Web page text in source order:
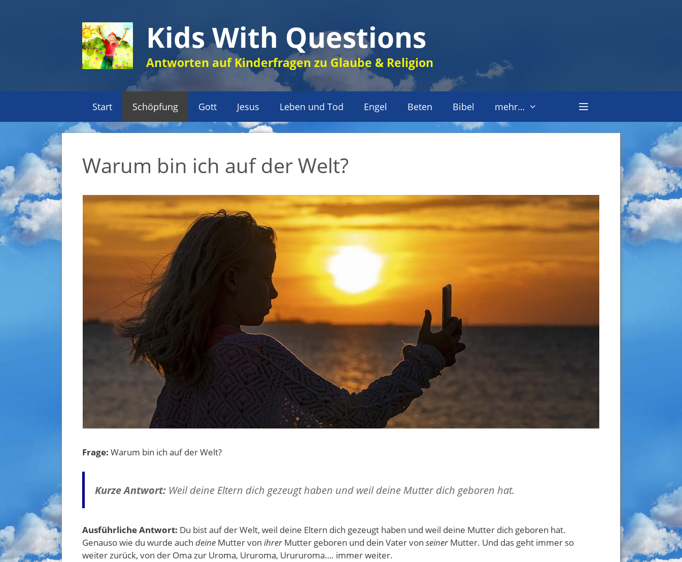
Kids With Questions
Antworten auf Kinderfragen zu Glaube & Religion
Start Schöpfung Gott Jesus Leben und Tod Engel Beten Bibel mehr…
Warum bin ich auf der Welt?
Frage: Warum bin ich auf der Welt?
Kurze Antwort: Weil deine Eltern dich gezeugt haben und weil deine Mutter dich geboren hat.
Ausführliche Antwort: Du bist auf der Welt, weil deine Eltern dich gezeugt haben und weil deine Mutter dich geboren hat.
Genauso wie du wurde auch deine Mutter von ihrer Mutter geboren und dein Vater von seiner Mutter. Und das geht immer so
weiter zurück, von der Oma zur Uroma, Ururoma, Urururoma…. immer weiter.